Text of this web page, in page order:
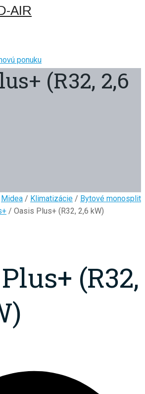
ponuku
(R32, 2,6
Midea / Klimatizácie / Bytové monosplit
/ Oasis Plus+ (R32, 2,6 kW)
(R32,